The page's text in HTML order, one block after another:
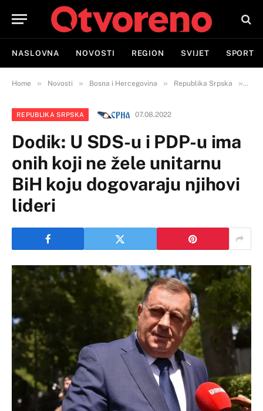
NASLOVNA NOVOSTI REGION SVIJET SPORT
Home » Novosti » Bosna i Hercegovina » Republika Srpska »
REPUBLIKA SRPSKA 07.08.2022
Dodik: U SDS-u i PDP-u ima
onih koji ne žele unitarnu
BiH koju dogovaraju njihovi
lideri